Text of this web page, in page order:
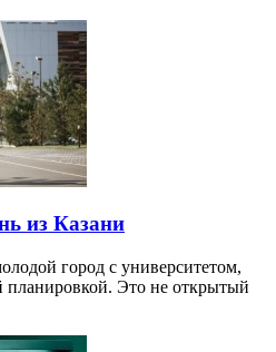
из Казани
город с университетом,
планировкой. Это не открытый